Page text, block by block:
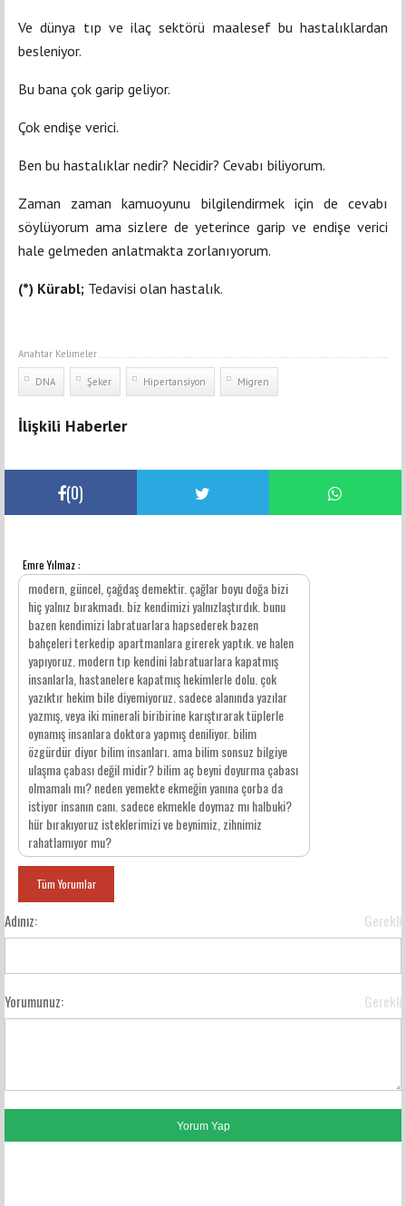
Ve dünya tıp ve ilaç sektörü maalesef bu hastalıklardan
besleniyor.
Bu bana çok garip geliyor.
Çok endişe verici.
Ben bu hastalıklar nedir? Necidir? Cevabı biliyorum.
Zaman zaman kamuoyunu bilgilendirmek için de cevabı
söylüyorum ama sizlere de yeterince garip ve endişe verici
hale gelmeden anlatmakta zorlanıyorum.
(*) Kürabl; Tedavisi olan hastalık.
Anahtar Kelimeler
DNA Şeker Hipertansiyon Migren
İlişkili Haberler
(0)
YORUMLAR
Emre Yılmaz :
modern, güncel, çağdaş demektir. çağlar boyu doğa bizi
hiç yalnız bırakmadı. biz kendimizi yalnızlaştırdık. bunu
bazen kendimizi labratuarlara hapsederek bazen
bahçeleri terkedip apartmanlara girerek yaptık. ve halen
yapıyoruz. modern tıp kendini labratuarlara kapatmış
insanlarla, hastanelere kapatmış hekimlerle dolu. çok
yazıktır hekim bile diyemiyoruz. sadece alanında yazılar
yazmış, veya iki minerali biribirine karıştırarak tüplerle
oynamış insanlara doktora yapmış deniliyor. bilim
özgürdür diyor bilim insanları. ama bilim sonsuz bilgiye
ulaşma çabası değil midir? bilim aç beyni doyurma çabası
olmamalı mı? neden yemekte ekmeğin yanına çorba da
istiyor insanın canı. sadece ekmekle doymaz mı halbuki?
hür bırakıyoruz isteklerimizi ve beynimiz, zihnimiz
rahatlamıyor mu?
Tüm Yorumlar
Adınız: Gerekli
Yorumunuz: Gerekli